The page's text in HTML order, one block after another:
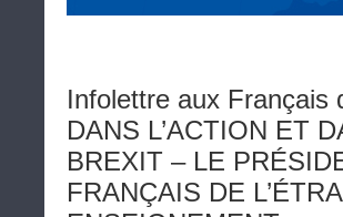
Infolettre aux Français
DANS L’ACTION ET
BREXIT – LE
FRANÇAIS DE